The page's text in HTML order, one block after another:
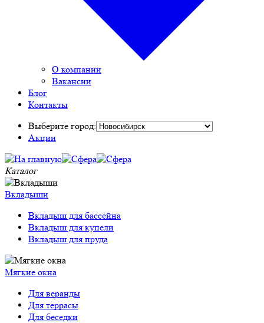
О компании
Вакансии
Блог
Контакты
Выберите город:
Акции
Каталог
Вкладыши
Вкладыш для бассейна
Вкладыш для купели
Вкладыш для пруда
Мягкие окна
Для веранды
Для террасы
Для беседки